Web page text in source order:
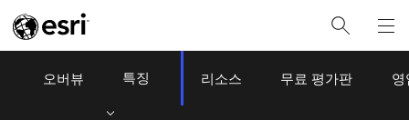
ArcGIS Online
오버뷰 특징 리소스 무료 평가판 영